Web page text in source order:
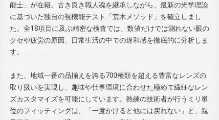
能士」が在籍。古き良き職人魂を継承しながら、最新の光学理論
に基づいた独自の視機能テスト「荒木メソッド」を確立しまし
た。全18項目に及ぶ精密な検査では、数値だけでは測れない眼の
クセや疲労の原因、日常生活の中での違和感を徹底的に分析しま
す。
また、地域一番の品揃えを誇る700種類を超える豊富なレンズの
取り扱いを実現し、趣味や仕事環境に合わせた極めて繊細なレン
ズカスタマイズを可能にしています。熟練の技術者が行うミリ単
位のフィッティングは、「一度かけると他には戻れない」と、親